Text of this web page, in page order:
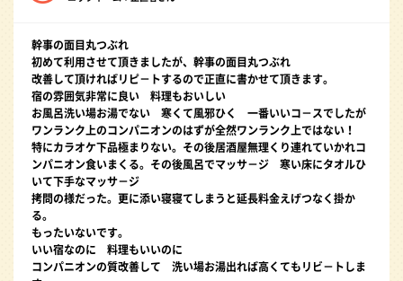
幹事の面目丸つぶれ
初めて利用させて頂きましたが、幹事の面目丸つぶれ
改善して頂ければリピ－トするので正直に書かせて頂きます。
宿の雰囲気非常に良い 料理もおいしい
お風呂洗い場お湯でない 寒くて風邪ひく 一番いいコ－スでしたが
ワンランク上のコンパニオンのはずが全然ワンランク上ではない！
特にカラオケ下品極まりない。その後居酒屋無理くり連れていかれコ
ンパニオン食いまくる。その後風呂でマッサ－ジ 寒い床にタオルひ
いて下手なマッサ－ジ
拷問の様だった。更に添い寝寝てしまうと延長料金えげつなく掛か
る。
もったいないです。
いい宿なのに 料理もいいのに
コンパニオンの質改善して 洗い場お湯出れば高くてもリビ－トしま